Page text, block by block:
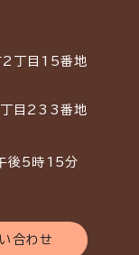
2丁目15番地
丁目233番地
後5時15分
合わせ